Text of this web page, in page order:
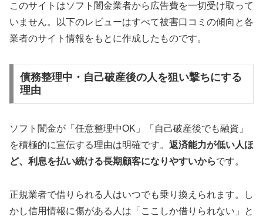
このサイトはソフト闇金業者から広告費を一切受け取って
いません。以下のレビューはすべて被害口コミの傾向と各
業者のサイト情報をもとに作成したものです。
債務整理中・自己破産後の人を狙い撃ちにする
理由
ソフト闇金が「任意整理中OK」「自己破産後でも融資」
を積極的に宣伝する理由は明確です。 返済能力が低い人ほ
ど、利息を払い続ける長期顧客になりやすいからです。
正規業者で借りられる人はいつでも乗り換えられます。し
かし信用情報に傷がある人は「ここしか借りられない」と